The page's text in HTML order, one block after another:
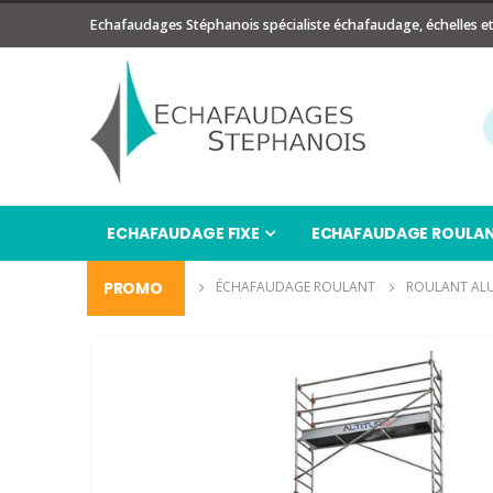
Echafaudages Stéphanois spécialiste échafaudage, échelles
ECHAFAUDAGE FIXE ECHAFAUDAGE
PROMO
ÉCHAFAUDAGE ÉCHAFAUDAGE ROULANT ROULANT